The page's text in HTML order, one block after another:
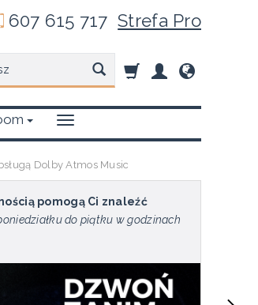
607 615 717Strefa Pro
Dolby Atmos Music
pomogą Ci znaleźć
do piątku w godzinach